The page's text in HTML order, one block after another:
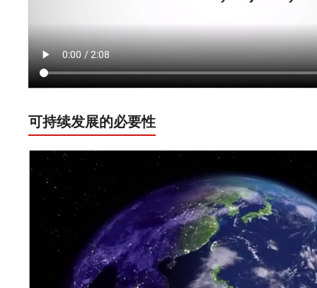
可持续发展的必要性